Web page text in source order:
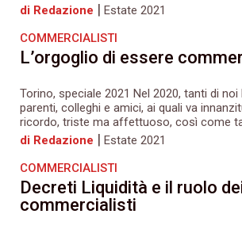
di Redazione | Estate 2021
COMMERCIALISTI
L’orgoglio di essere
Torino, speciale 2021 Nel 2020, tanti di
parenti, colleghi e amici, ai quali va
ricordo, triste ma affettuoso, così come
di Redazione | Estate 2021
COMMERCIALISTI
Decreti Liquidità e il ruolo
commercialisti